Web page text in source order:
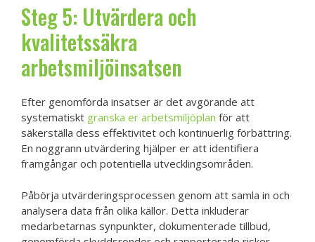
Steg 5: Utvärdera och
kvalitetssäkra
arbetsmiljöinsatsen
Efter genomförda insatser är det avgörande att
systematiskt granska er arbetsmiljöplan för att
säkerställa dess effektivitet och kontinuerlig förbättring.
En noggrann utvärdering hjälper er att identifiera
framgångar och potentiella utvecklingsområden.
Påbörja utvärderingsprocessen genom att samla in och
analysera data från olika källor. Detta inkluderar
medarbetarnas synpunkter, dokumenterade tillbud,